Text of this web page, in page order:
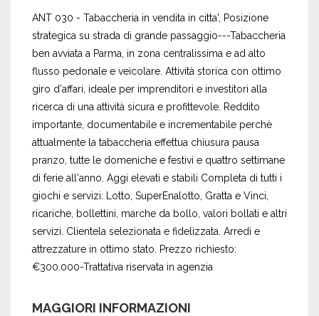
ANT 030 - Tabaccheria in vendita in citta', Posizione
strategica su strada di grande passaggio---Tabaccheria
ben avviata a Parma, in zona centralissima e ad alto
flusso pedonale e veicolare. Attività storica con ottimo
giro d'affari, ideale per imprenditori e investitori alla
ricerca di una attività sicura e profittevole. Reddito
importante, documentabile e incrementabile perchè
attualmente la tabaccheria effettua chiusura pausa
pranzo, tutte le domeniche e festivi e quattro settimane
di ferie all'anno. Aggi elevati e stabili Completa di tutti i
giochi e servizi: Lotto, SuperEnalotto, Gratta e Vinci,
ricariche, bollettini, marche da bollo, valori bollati e altri
servizi. Clientela selezionata e fidelizzata. Arredi e
attrezzature in ottimo stato. Prezzo richiesto:
€300.000-Trattativa riservata in agenzia
MAGGIORI INFORMAZIONI